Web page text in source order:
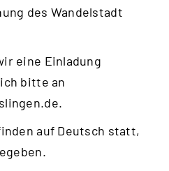
des Wandelstadt
eine Einladung
bitte an
.
auf Deutsch statt,